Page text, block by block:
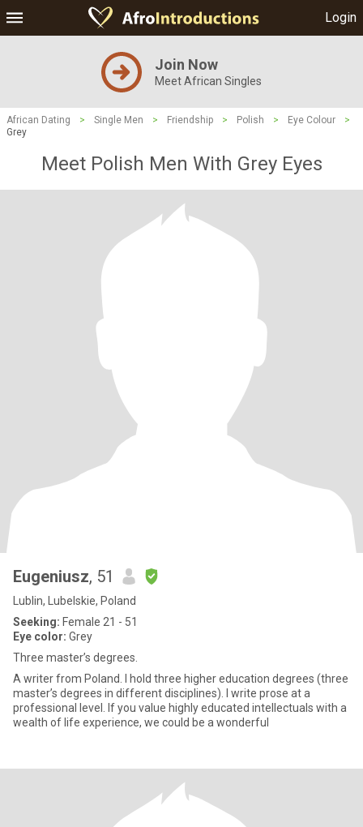
Login
Join Now
Meet African Singles
African Dating > Single Men > Friendship > Polish > Eye Colour
>
Grey
Meet Polish Men With Grey Eyes
Eugeniusz, 51
Lublin, Lubelskie, Poland
Seeking: Female 21 - 51
Eye color: Grey
Three master’s degrees.
A writer from Poland. I hold three higher education degrees (three
master’s degrees in different disciplines). I write prose at a
professional level. If you value highly educated intellectuals with a
wealth of life experience, we could be a wonderful